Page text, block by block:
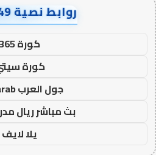
روابط نصية AA67449
كورة 365
كورة
جول العرب goalarab
بث مباشر ريال
يلا لايف